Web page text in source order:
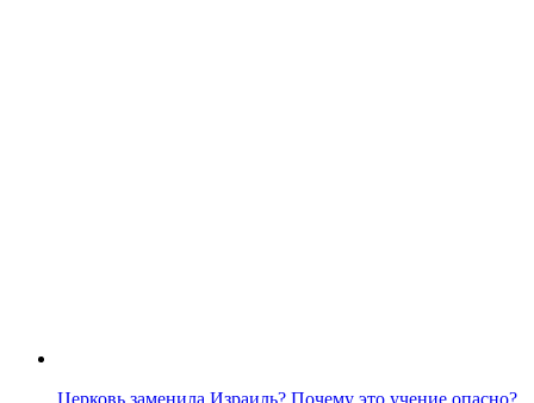
Церковь заменила Израиль? Почему это учение опасно?